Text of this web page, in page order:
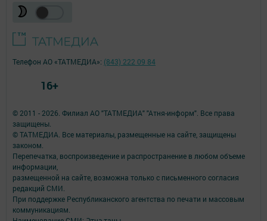
© 2011 - 2026. Филиал АО "ТАТМЕДИА" "Атня-информ". Все права
защищены.
© ТАТМЕДИА. Все материалы, размещенные на сайте, защищены
законом.
Перепечатка, воспроизведение и распространение в любом объеме
информации,
размещенной на сайте, возможна только с письменного согласия
редакций СМИ.
При поддержке Республиканского агентства по печати и массовым
коммуникациям.
Телефон АО «ТАТМЕДИА»: (843) 222 09 84
16+